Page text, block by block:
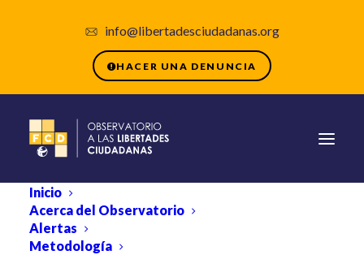
info@libertadesciudadanas.org
HACER UNA DENUNCIA
Inicio
Acerca del Observatorio
Alertas
Metodología